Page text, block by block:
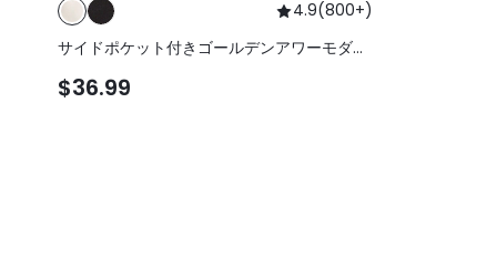
4.9(800+)
サイドポケット付きゴールデンアワーモダル
$36.99